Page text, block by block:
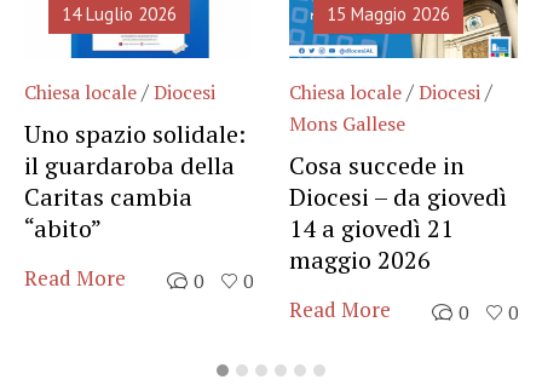
14 Luglio 2026
Chiesa locale/Diocesi
Uno spazio solidale:
il guardaroba della
Caritas cambia
“abito”
0 0
Read More
15 Maggio 2026
Chiesa locale/Diocesi/
Mons Gallese
Cosa succede in
Diocesi – da giovedì
14 a giovedì 21
maggio 2026
0 0
Read More